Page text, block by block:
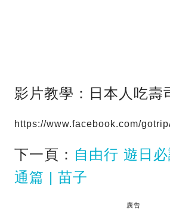
影片教學：日本人吃壽
https://www.facebook.com/
下一頁： 自由行 遊日
通篇 | 苗子
廣告